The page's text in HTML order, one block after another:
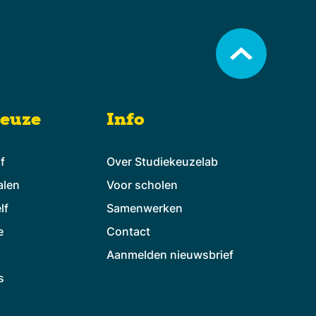
Info
Over Studiekeuzelab
Voor scholen
Samenwerken
Contact
Aanmelden nieuwsbrief